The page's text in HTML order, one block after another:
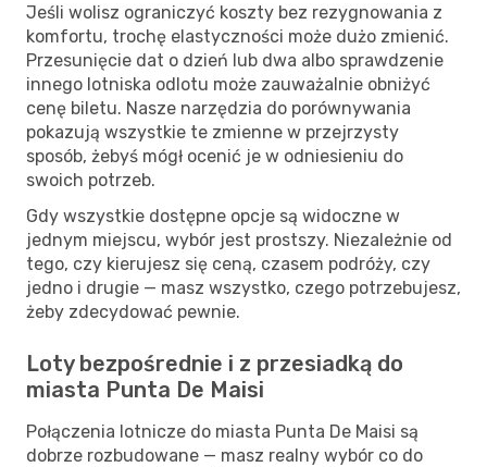
Jeśli wolisz ograniczyć koszty bez rezygnowania z
komfortu, trochę elastyczności może dużo zmienić.
Przesunięcie dat o dzień lub dwa albo sprawdzenie
innego lotniska odlotu może zauważalnie obniżyć
cenę biletu. Nasze narzędzia do porównywania
pokazują wszystkie te zmienne w przejrzysty
sposób, żebyś mógł ocenić je w odniesieniu do
swoich potrzeb.
Gdy wszystkie dostępne opcje są widoczne w
jednym miejscu, wybór jest prostszy. Niezależnie od
tego, czy kierujesz się ceną, czasem podróży, czy
jedno i drugie — masz wszystko, czego potrzebujesz,
żeby zdecydować pewnie.
Loty bezpośrednie i z przesiadką do
miasta Punta De Maisi
Połączenia lotnicze do miasta Punta De Maisi są
dobrze rozbudowane — masz realny wybór co do